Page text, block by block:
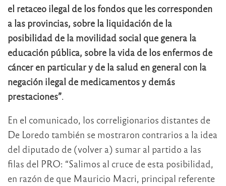
el retaceo ilegal de los fondos que les corresponden
a las provincias, sobre la liquidación de la
posibilidad de la movilidad social que genera la
educación pública, sobre la vida de los enfermos de
cáncer en particular y de la salud en general con la
negación ilegal de medicamentos y demás
prestaciones”.
En el comunicado, los correligionarios distantes de
De Loredo también se mostraron contrarios a la idea
del diputado de (volver a) sumar al partido a las
filas del PRO: “Salimos al cruce de esta posibilidad,
en razón de que Mauricio Macri, principal referente